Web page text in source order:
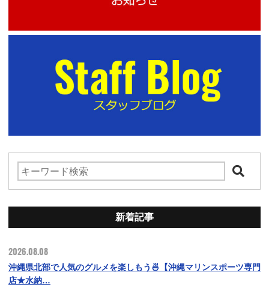
新着記事
2026.08.08
沖縄県北部で人気のグルメを楽しもう🍜【沖縄マリンスポーツ専門
店★水納…